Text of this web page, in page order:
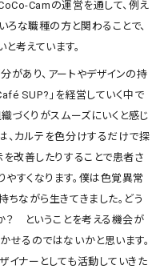
Camの運営を通して、例え
な職種の方と関わることで、
考えています。
があり、アートやデザインの持
SUP?」を経営していく中で
づくりがスムーズにいくと感じ
、カルテを色分けするだけで探
を改善したりすることで患者さ
すくなります。僕は色覚異常
ながら生きてきました。どう
？ ということを考える機会が
せるのではないかと思います。
イナーとしても活動していきた